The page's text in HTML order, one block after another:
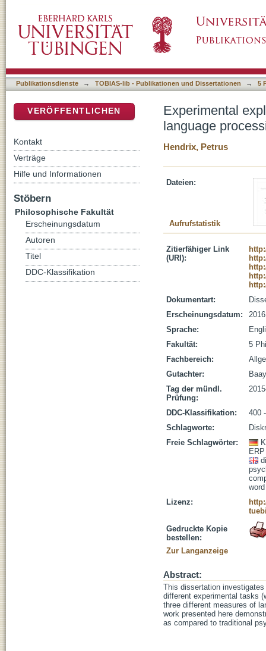
Publikationsdienste → TOBIAS-lib - Publikationen und Dissertationen → 5
Experimental
language
Hendrix, Petrus
Dateien:
Aufrufstatistik
Zitierfähiger Link
(URI):
Dokumentart:
Erscheinungsdatum:
2016
Sprache:
Fakultät:
5
Fachbereich:
Gutachter:
Tag der mündl.
Prüfung:
DDC-Klassifikation:
400
Schlagworte:
Freie Schlagwörter:
ERP
Lizenz:
Gedruckte Kopie
bestellen:
Zur Langanzeige
Abstract:
This dissertation
different experimental tasks
three different measures of
work presented here
as compared to traditional
VERÖFFENTLICHEN
Kontakt
Verträge
Hilfe und Informationen
Stöbern
Philosophische Fakultät
Erscheinungsdatum
Autoren
Titel
DDC-Klassifikation